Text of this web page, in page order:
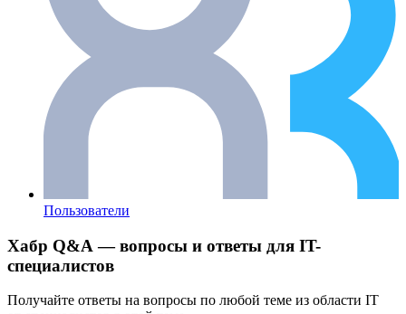
Пользователи
Хабр Q&A — вопросы и ответы для IT-
специалистов
Получайте ответы на вопросы по любой теме из области IT